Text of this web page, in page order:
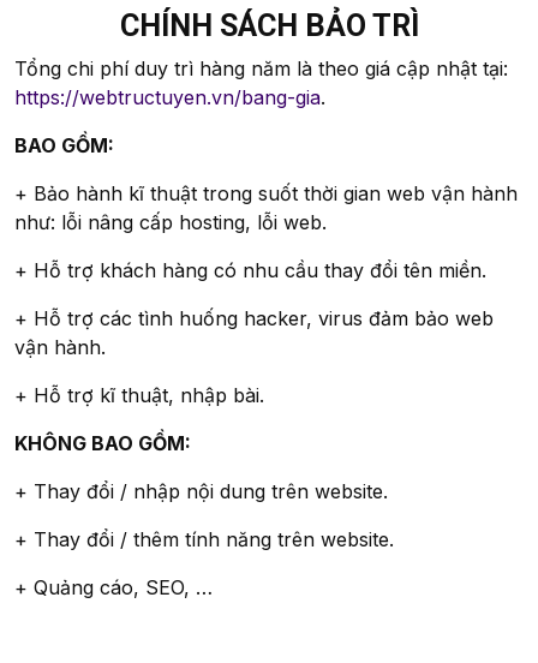
CHÍNH SÁCH BẢO TRÌ
Tổng chi phí duy trì hàng năm là theo giá cập nhật tại:
https://webtructuyen.vn/bang-gia.
BAO GỒM:
+ Bảo hành kĩ thuật trong suốt thời gian web vận hành
như: lỗi nâng cấp hosting, lỗi web.
+ Hỗ trợ khách hàng có nhu cầu thay đổi tên miền.
+ Hỗ trợ các tình huống hacker, virus đảm bảo web
vận hành.
+ Hỗ trợ kĩ thuật, nhập bài.
KHÔNG BAO GỒM:
+ Thay đổi / nhập nội dung trên website.
+ Thay đổi / thêm tính năng trên website.
+ Quảng cáo, SEO, …